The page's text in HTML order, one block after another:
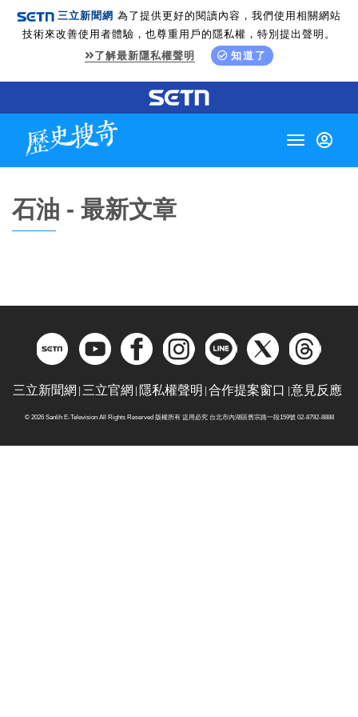
三立新聞網 為了提供更好的閱讀內容，我們使用相關網站
技術來改善使用者體驗，也尊重用戶的隱私權，特別提出聲明。
了解最新隱私權聲明
知道了
Toggle
石油 - 最新文章
三立新聞網 三立官網 隱私權聲明 合作提案窗口 意見反應
© 2026 Sanlih E-Television All Rights Reserved 版權所有 盜用必究 台北市內湖區舊宗路一段159號 02-8792-8888